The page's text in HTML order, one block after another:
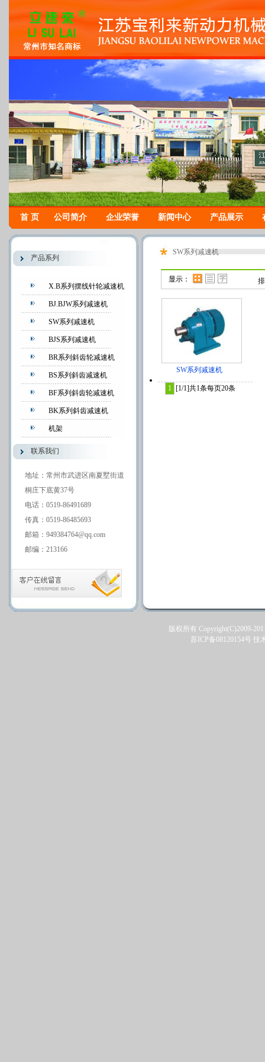
首 页 公司简介 企业荣誉 新闻中心 产品展示
产品系列
X.B系列摆线针轮减速机
BJ.BJW系列减速机
SW系列减速机
BJS系列减速机
BR系列斜齿轮减速机
BS系列斜齿减速机
BF系列斜齿轮减速机
BK系列斜齿减速机
机架
联系我们
地址：常州市武进区南夏墅街道
桐庄下底黄37号
电话：0519-86491689
传真：0519-86485693
邮箱：949384764@qq.com
邮编：213166
SW系列减速机
显示：
SW系列减速机
1 [1/1]共1条每页20条
版权所有 Copyright(C)2009-
苏ICP备08120154号 技